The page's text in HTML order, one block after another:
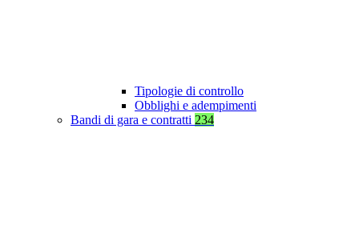
Tipologie di controllo
Obblighi e adempimenti
Bandi di gara e contratti 234